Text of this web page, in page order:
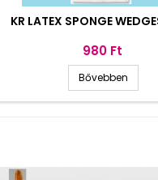
KR LATEX SPONGE
Ár
980 Ft
Bővebben